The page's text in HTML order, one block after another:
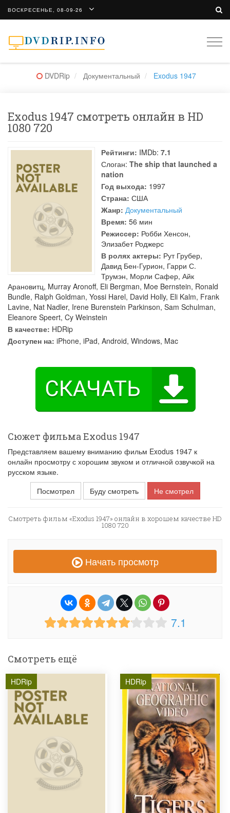
ВОСКРЕСЕНЬЕ, 08-09-26
DVDRip Документальный Exodus 1947
Exodus 1947 смотреть онлайн в HD
1080 720
Рейтинги: IMDb: 7.1
Слоган: The ship that launched a
nation
Год выхода: 1997
Страна: США
Жанр: Документальный
Время: 56 мин
Режиссер: Робби Хенсон,
Элизабет Роджерс
В ролях актеры: Рут Грубер,
Давид Бен-Гурион, Гарри С.
Трумэн, Морли Сафер, Айк
Арановитц, Murray Aronoff, Eli Bergman, Moe Bernstein, Ronald
Bundle, Ralph Goldman, Yossi Harel, David Holly, Eli Kalm, Frank
Lavine, Nat Nadler, Irene Burenstein Parkinson, Sam Schulman,
Eleanore Speert, Cy Weinstein
В качестве: HDRip
Доступен на: iPhone, iPad, Android, Windows, Mac
Сюжет фильма Exodus 1947
Представляем вашему вниманию фильм Exodus 1947 к
онлайн просмотру с хорошим звуком и отличной озвучкой на
русском языке.
Посмотрел
Буду смотреть Не смотрел
Смотреть фильм «Exodus 1947» онлайн в хорошем качестве HD
1080 720
Начать просмотр
7.1
Смотреть ещё
HDRip HDRip